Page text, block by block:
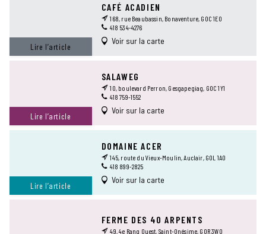
Lire l’article
CAFÉ ACADIEN
168, rue Beaubassin, Bonaventure, G0C 1E0
418 534-4276
Voir sur la carte
Lire l’article
SALAWEG
10, boulevard Perron, Gesgapegiag, G0C 1Y1
418 759-1552
Voir sur la carte
Lire l’article
DOMAINE ACER
145, route du Vieux-Moulin, Auclair, G0L 1A0
418 899-2825
Voir sur la carte
FERME DES 40 ARPENTS
49, 4e Rang Ouest, Saint-Onésime, G0R 3W0